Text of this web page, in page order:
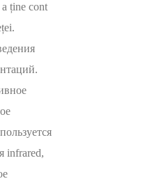
ține cont
infrared,